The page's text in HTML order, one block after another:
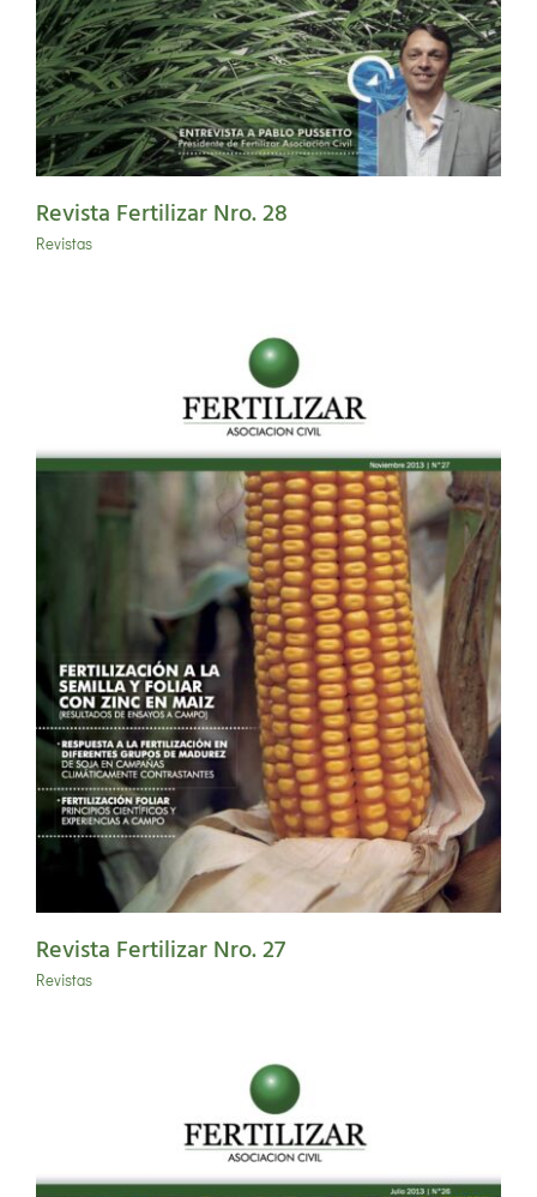
Revista Fertilizar Nro. 28
Revistas
Revista Fertilizar Nro. 27
Revistas